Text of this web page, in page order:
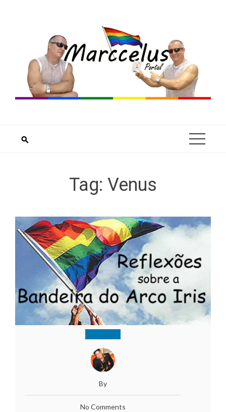
Tag: Venus
By
No Comments